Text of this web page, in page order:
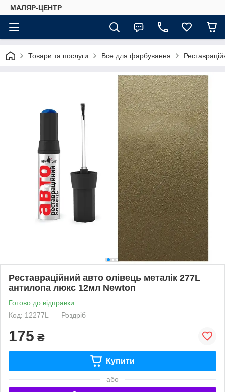
МАЛЯР-ЦЕНТР
Товари та послуги Все для фарбування
Реставраційний авто олівець металік 277L
антилопа люкс 12мл Newton
Готово до відправки
Код: 12277L
Роздріб
175 ₴
Купити
або